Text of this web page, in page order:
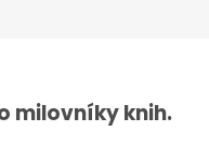
milovníky knih.